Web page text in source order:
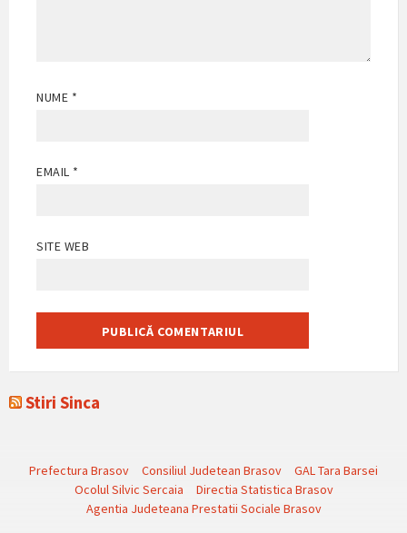
NUME *
EMAIL *
SITE WEB
Stiri Sinca
Prefectura Brasov Consiliul Judetean Brasov
GAL Tara Barsei
Ocolul Silvic Sercaia
Directia Statistica Brasov
Agentia Judeteana Prestatii Sociale Brasov